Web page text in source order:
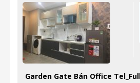
Garden Gate Bán Office